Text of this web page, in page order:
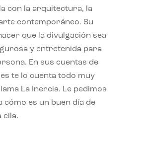
con la arquitectura, la
contemporáneo. Su
que la divulgación sea
y entretenida para
En sus cuentas de
te lo cuenta todo muy
La Inercia. Le pedimos
cómo es un buen día de
ella.